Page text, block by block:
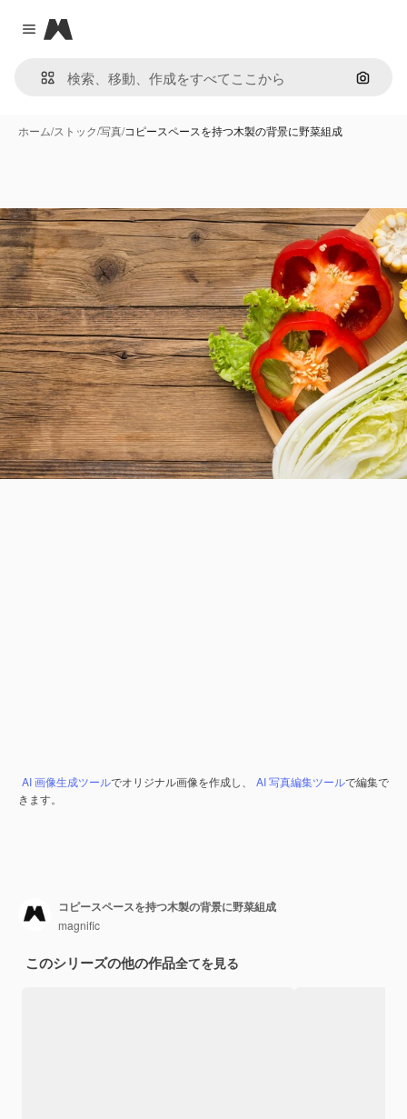
Close menu
Magnific
画像で
ホーム/ストック/写真/コピースペースを持つ木製の背景に野菜組成
AI 画像生成ツールでオリジナル画像を作成し、 AI 写真編集ツールで編集で
きます。
コピースペースを持つ木製の背景に野菜組成
magnific
このシリーズの他の作品全てを見る